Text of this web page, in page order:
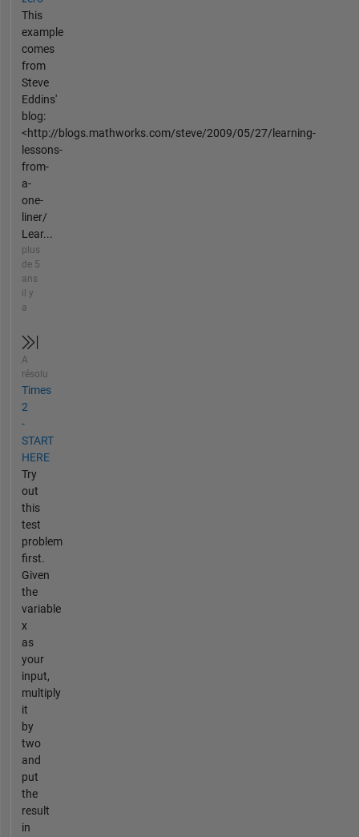
This
example
comes
from
Steve
Eddins'
blog:
<http://blogs.mathworks.com/steve/2009/05/27/learning-
lessons-
from-
a-
one-
liner/
Lear...
plus
de 5
ans
il y
a
A
résolu
Times
2
-
START
HERE
Try
out
this
test
problem
first.
Given
the
variable
x
as
your
input,
multiply
it
by
two
and
put
the
result
in